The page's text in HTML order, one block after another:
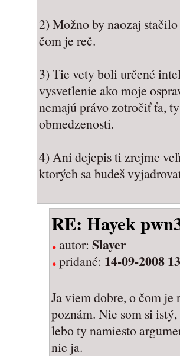
2) Možno by naozaj
čom je reč.
3) Tie vety boli určené
vysvetlenie ako moje
nemajú právo zotročiť ťa,
obmedzenosti.
4) Ani dejepis ti zrejme
ktorých sa budeš
RE: Hayek
autor: Slayer
pridané: 14-09-2008
Ja viem dobre, o čom je
poznám. Nie som si
lebo ty namiesto
nie ja.